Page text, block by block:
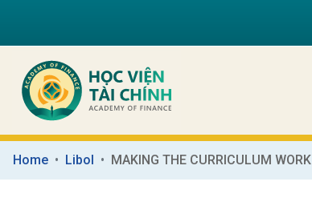
Home Libol MAKING THE CURRICULUM WORK